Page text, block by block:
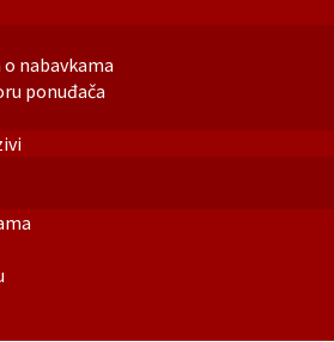
nabavkama
ponuđača